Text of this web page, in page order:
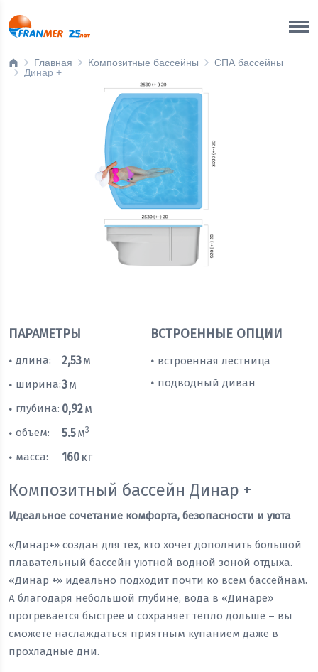
Главная Композитные бассейны
СПА бассейны
Динар +
ПАРАМЕТРЫ
• длина: 2,53м
• ширина:3м
• глубина: 0,92м
• объем: 5.5м3
• масса: 160 кг
ВСТРОЕННЫЕ ОПЦИИ
• встроенная лестница
• подводный диван
Композитный бассейн Динар +
Идеальное сочетание комфорта, безопасности и уюта
«Динар+» создан для тех, кто хочет дополнить большой
плавательный бассейн уютной водной зоной отдыха.
«Динар +» идеально подходит почти ко всем бассейнам.
А благодаря небольшой глубине, вода в «Динаре»
прогревается быстрее и сохраняет тепло дольше – вы
сможете наслаждаться приятным купанием даже в
прохладные дни.